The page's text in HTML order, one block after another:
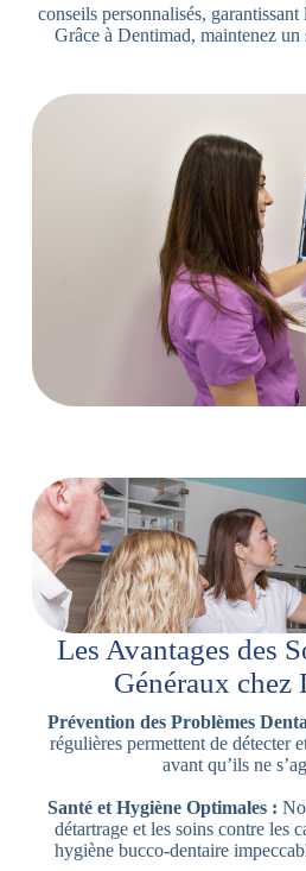
conseils personnalisés,
Grâce à Dentimad, maintenez un
Les Avantages des
Généraux chez
Prévention des Problèmes
régulières permettent de détecter
avant qu’ils ne
Santé et Hygiène Optimales :
détartrage et les soins contre les
hygiène bucco-dentaire